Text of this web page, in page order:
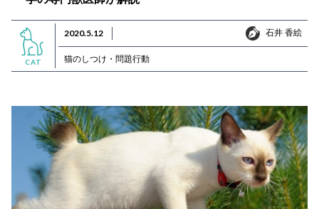
CAT
2020.5.12 石井 香絵
石井 香絵
猫のしつけ・問題行動